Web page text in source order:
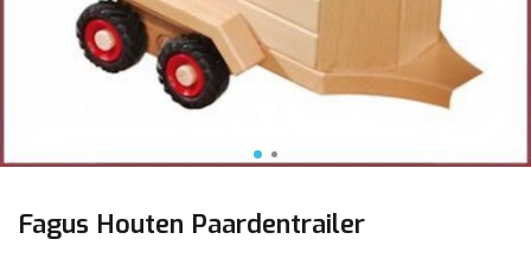
Fagus Houten Paardentrailer